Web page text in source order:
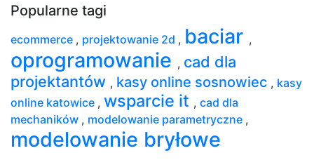
Popularne tagi
ecommerce , projektowanie 2d , baciar ,
oprogramowanie , cad dla
projektantów , kasy online sosnowiec , kasy
online katowice , wsparcie it , cad dla
mechaników , modelowanie parametryczne ,
modelowanie bryłowe